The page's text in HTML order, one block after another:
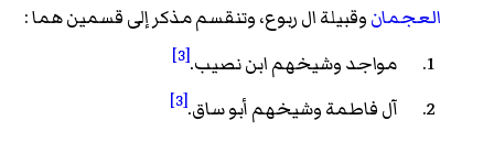
العجمانوقبيلة ال ربوع، وتنقسم مذكر إلى قسمين هما :
مواجد وشيخهم ابن نصيب.[3]
آل فاطمة وشيخهم أبو ساق.[3]